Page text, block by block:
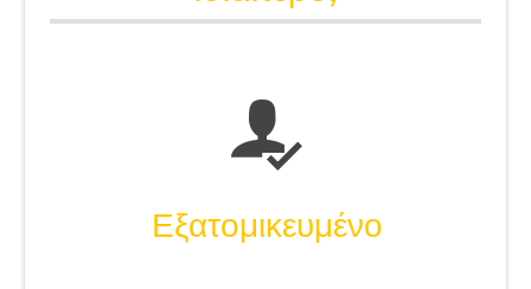
Εξατομικευμένο